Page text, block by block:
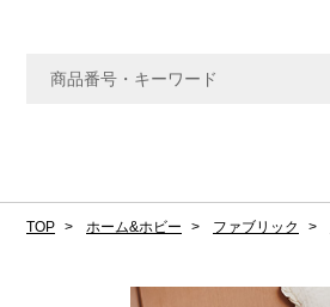
フェイスケア
TOP ホーム&ホビー ファブリック